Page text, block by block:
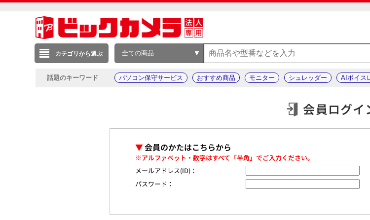
カテゴリから選ぶ 全ての商品
話題のキーワード パソコン保守サービス おすすめ商品 モニター シュレッダー AIボイス
会員ログイ
▼会員のかたはこちらから
※アルファベット・数字はすべて「半角」でご入力ください。
メールアドレス(ID)：
パスワード：